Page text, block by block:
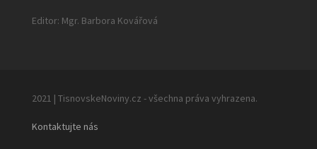
Editor: Mgr. Barbora Kovářová
2021 | TisnovskeNoviny.cz - všechna práva vyhrazena.
Kontaktujte nás